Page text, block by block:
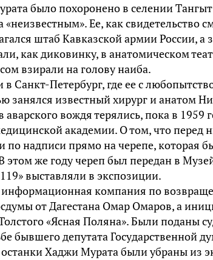
было похоронено в селении
«неизвестным». Ее, как свидетельство
штаб Кавказской армии России, а
как диковинку, в анатомическом
взирали на голову наиба.
в Санкт-Петербург, где ее с
занялся известный хирург и анатом
аварского вождя терялись, пока в 1959
академии. О том, что перед
по надписи прямо на черепе, которая
этом же году череп был передан в
выставляли в экспозиции.
информационная компания по
от Дагестана Омар Омаров, а
«Ясная Поляна». Были поданы
бывшего депутата Государственной
Хаджи Мурата были убраны из